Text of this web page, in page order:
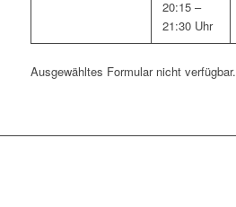
20:15 –
21:30 Uhr
Ausgewähltes Formular nicht verfügbar.